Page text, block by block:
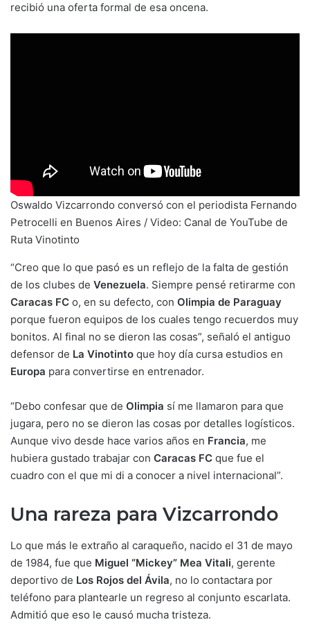
recibió una oferta formal de esa oncena.
Oswaldo Vizcarrondo conversó con el periodista Fernando
Petrocelli en Buenos Aires / Video: Canal de YouTube de
Ruta Vinotinto
“Creo que lo que pasó es un reflejo de la falta de gestión
de los clubes de Venezuela. Siempre pensé retirarme con
Caracas FC o, en su defecto, con Olimpia de Paraguay
porque fueron equipos de los cuales tengo recuerdos muy
bonitos. Al final no se dieron las cosas”, señaló el antiguo
defensor de La Vinotinto que hoy día cursa estudios en
Europa para convertirse en entrenador.
“Debo confesar que de Olimpia sí me llamaron para que
jugara, pero no se dieron las cosas por detalles logísticos.
Aunque vivo desde hace varios años en Francia, me
hubiera gustado trabajar con Caracas FC que fue el
cuadro con el que mi di a conocer a nivel internacional”.
Una rareza para Vizcarrondo
Lo que más le extraño al caraqueño, nacido el 31 de mayo
de 1984, fue que Miguel “Mickey” Mea Vitali, gerente
deportivo de Los Rojos del Ávila, no lo contactara por
teléfono para plantearle un regreso al conjunto escarlata.
Admitió que eso le causó mucha tristeza.